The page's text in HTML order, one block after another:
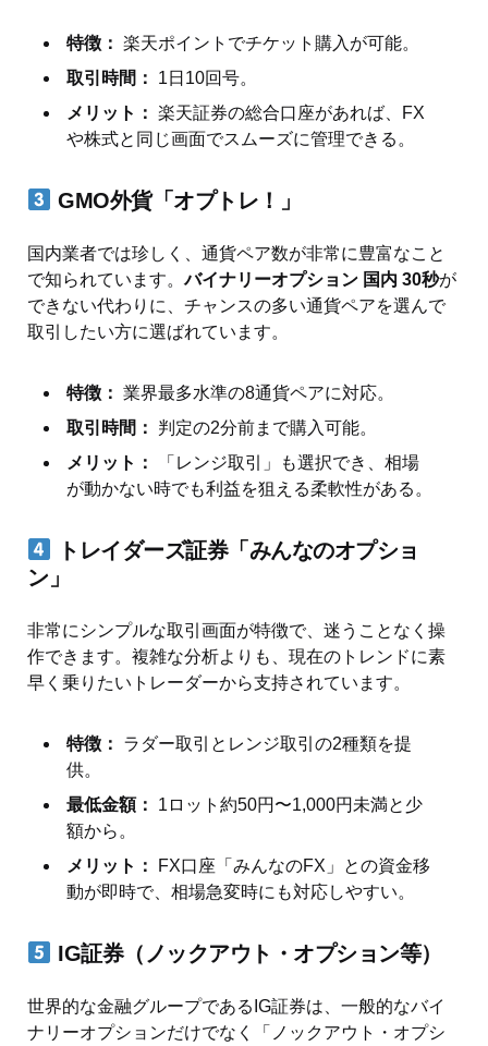
特徴： 楽天ポイントでチケット購入が可能。
取引時間：
1日10回号。
メリット： 楽天証券の総合口座があれば、FX
や株式と同じ画面でスムーズに管理できる。
GMO外貨「オプトレ！」
国内業者では珍しく、通貨ペア数が非常に豊富なこと
で知られています。バイナリーオプション 国内 30秒が
できない代わりに、チャンスの多い通貨ペアを選んで
取引したい方に選ばれています。
特徴： 業界最多水準の8通貨ペアに対応。
取引時間：
判定の2分前まで購入可能。
メリット：
「レンジ取引」も選択でき、相場
が動かない時でも利益を狙える柔軟性がある。
トレイダーズ証券「みんなのオプショ
ン」
非常にシンプルな取引画面が特徴で、迷うことなく操
作できます。複雑な分析よりも、現在のトレンドに素
早く乗りたいトレーダーから支持されています。
特徴：
ラダー取引とレンジ取引の2種類を提
供。
最低金額：
1ロット約50円〜1,000円未満と少
額から。
メリット：
FX口座「みんなのFX」との資金移
動が即時で、相場急変時にも対応しやすい。
IG証券（ノックアウト・オプション等）
世界的な金融グループであるIG証券は、一般的なバイ
ナリーオプションだけでなく「ノックアウト・オプシ